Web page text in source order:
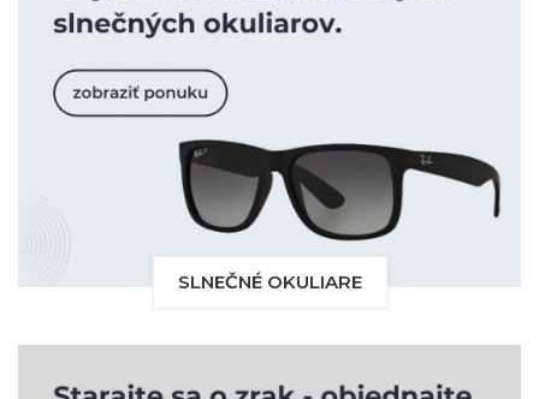
SLNEČNÉ OKULIARE